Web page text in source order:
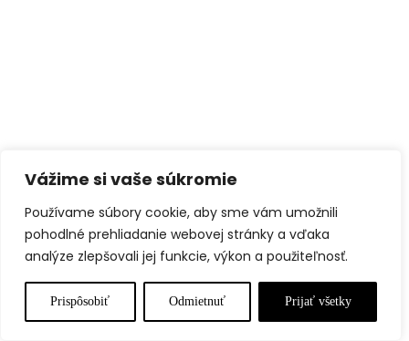
Vážime si vaše súkromie
Používame súbory cookie, aby sme vám umožnili
pohodlné prehliadanie webovej stránky a vďaka
analýze zlepšovali jej funkcie, výkon a použiteľnosť.
Prispôsobiť Odmietnuť Prijať všetky